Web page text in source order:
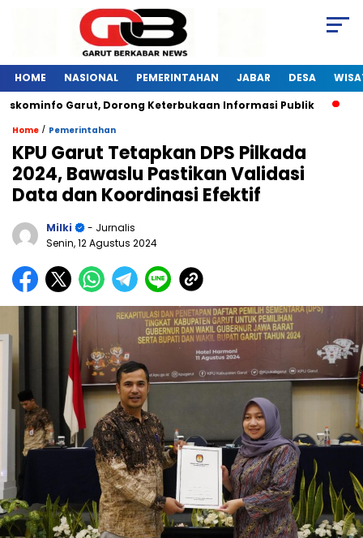
HOME NASIONAL PEMERINTAHAN JABAR DESA
Garut, Dorong Keterbukaan Informasi Publik
Home / Pemerintahan
KPU Garut Tetapkan DPS Pilkada
2024, Bawaslu Pastikan Validasi
Data dan Koordinasi Efektif
Milki
- Jurnalis
Senin, 12 Agustus 2024